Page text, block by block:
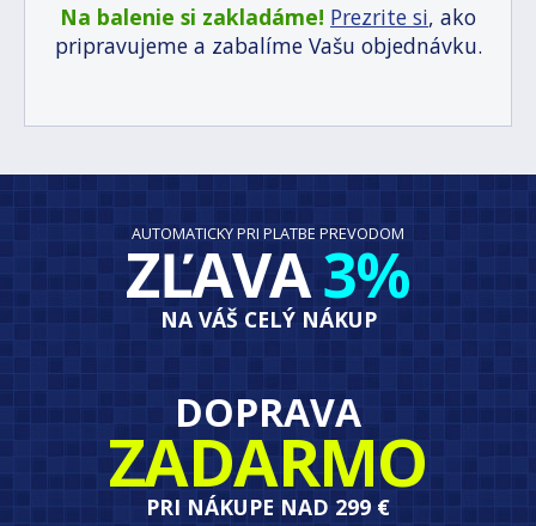
Na balenie si zakladáme! Prezrite si, ako
pripravujeme a zabalíme Vašu objednávku.
AUTOMATICKY PRI PLATBE PREVODOM
ZĽAVA3%
NA VÁŠ CELÝ NÁKUP
DOPRAVA
ZADARMO
PRI NÁKUPE NAD 299 €